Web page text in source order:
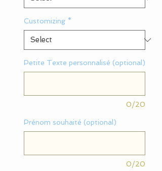
Customizing *
Petite Texte personnalisé (optional)
0/20
Prénom souhaité (optional)
0/20